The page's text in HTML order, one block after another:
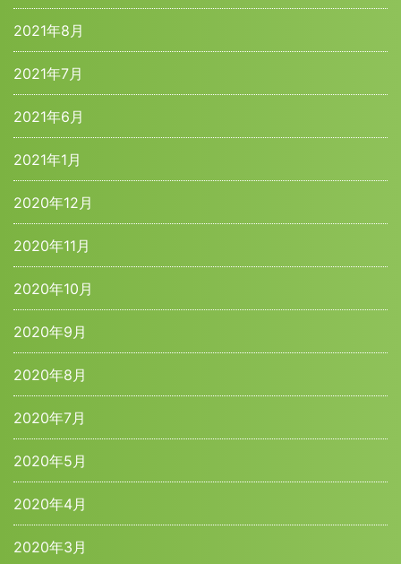
2021年8月
2021年7月
2021年6月
2021年1月
2020年12月
2020年11月
2020年10月
2020年9月
2020年8月
2020年7月
2020年5月
2020年4月
2020年3月